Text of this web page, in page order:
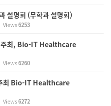
설명회 (무학과 설명회)
Views6253
주최, Bio-IT Healthcare
Views6260
최 Bio-IT Healthcare
Views6272